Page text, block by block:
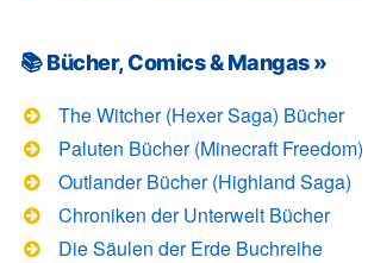
📚 Bücher, Comics & Mangas »
The Witcher (Hexer Saga) Bücher
Paluten Bücher (Minecraft Freedom)
Outlander Bücher (Highland Saga)
Chroniken der Unterwelt Bücher
Die Säulen der Erde Buchreihe